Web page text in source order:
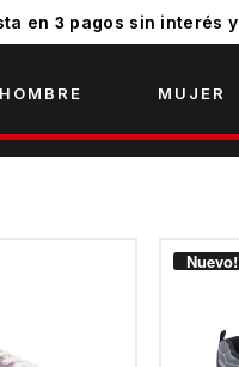
en 3 pagos sin interés
HOMBRE MUJER